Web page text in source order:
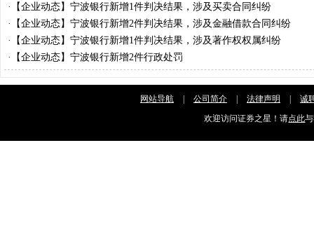
·
【企业动态】宁波银行新增1件判决结果，涉及买卖合同纠纷
·
【企业动态】宁波银行新增2件判决结果，涉及金融借款合同纠纷
·
【企业动态】宁波银行新增1件判决结果，涉及著作权权属纠纷
·
【企业动态】宁波银行新增2件行政处罚
网站导航 | 公司简介 | 法律声明 |
诚
欢迎访问证券之星！请点此